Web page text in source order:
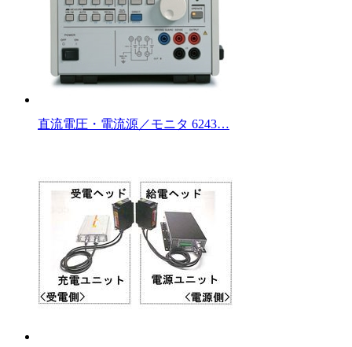
直流電圧・電流源／モニタ 6243…